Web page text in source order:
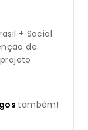
+ Social
de
também!